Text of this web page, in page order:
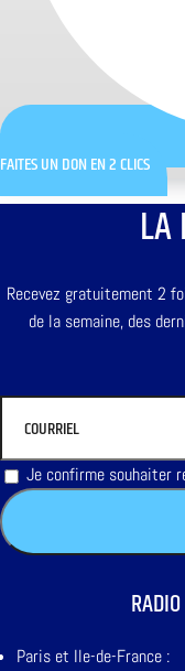
FAITES UN DON EN 2 CLICS
LA
Recevez gratuitement 2
de la semaine, des
Je confirme souhaiter
Paris et Ile-de-France :